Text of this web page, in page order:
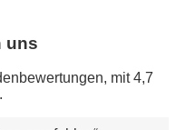
uns
mit 4,7